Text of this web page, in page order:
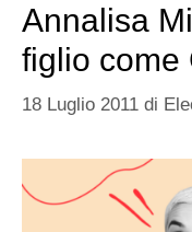
Annalisa
figlio come
18 Luglio 2011 di